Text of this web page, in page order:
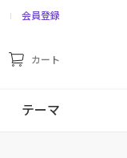
会員登録
カート
テーマ